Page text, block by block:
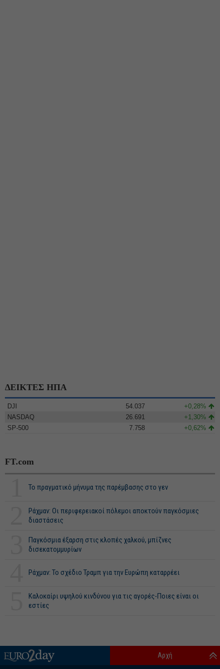
ΔΕΙΚΤΕΣ ΗΠΑ
DJI 54.037
+0,28%
NASDAQ
26.691
+1,30%
SP-500
7.758 +0,62%
FT.com
Το πραγματικό μήνυμα της παρέμβασης στο γεν
Ράχμαν: Οι περιφερειακοί πόλεμοι αποκτούν παγκόσμιες
διαστάσεις
Παγκόσμια έξαρση στις κλοπές χαλκού, μπίζνες
δισεκατομμυρίων
Ράχμαν: Το σχέδιο Τραμπ για την Ευρώπη καταρρέει
Καλοκαίρι υψηλού κινδύνου για τις αγορές-Ποιες είναι οι
εστίες
Αρχή